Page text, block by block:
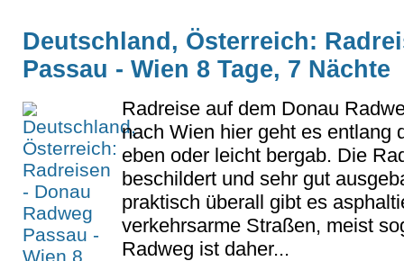
Deutschland, Österreich:
Passau - Wien 8 Tage, 7 Nächte
Radreise auf dem Donau
nach Wien hier geht es entlang
eben oder leicht bergab. Die
beschildert und sehr gut
praktisch überall gibt es
verkehrsarme Straßen, meist
Radweg ist daher...